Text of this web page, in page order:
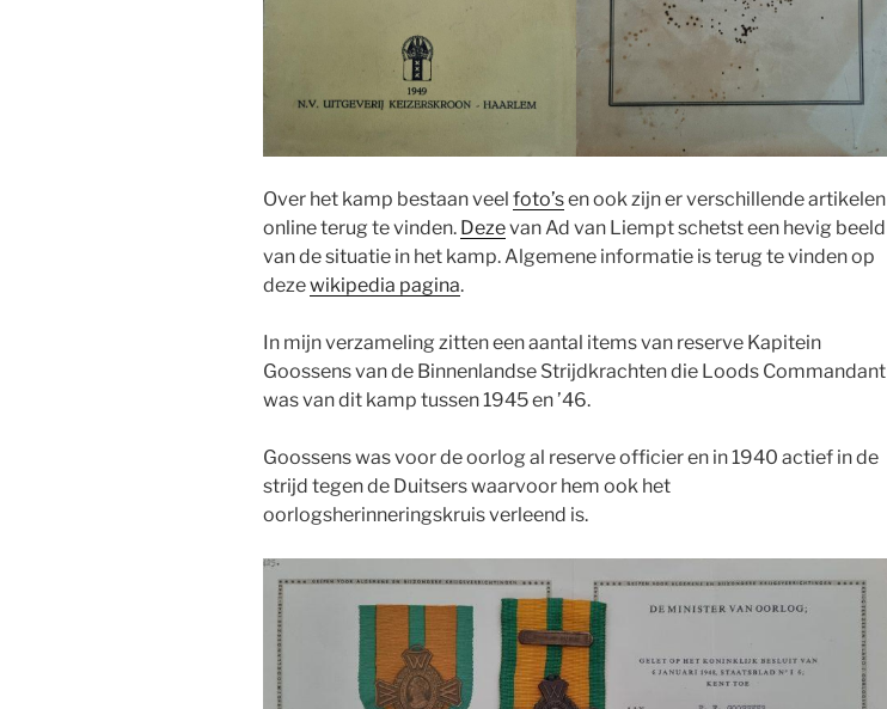
Over het kamp bestaan veel foto’sen ook zijn er verschillende artikelen
online terug te vinden. Dezevan Ad van Liempt schetst een hevig beeld
van de situatie in het kamp. Algemene informatie is terug te vinden op
dezewikipedia pagina.
In mijn verzameling zitten een aantal items van reserve Kapitein
Goossens van de Binnenlandse Strijdkrachten die Loods Commandant
was van dit kamp tussen 1945 en ’46.
Goossens was voor de oorlog al reserve officier en in 1940 actief in de
strijd tegen de Duitsers waarvoor hem ook het
oorlogsherinneringskruis verleend is.